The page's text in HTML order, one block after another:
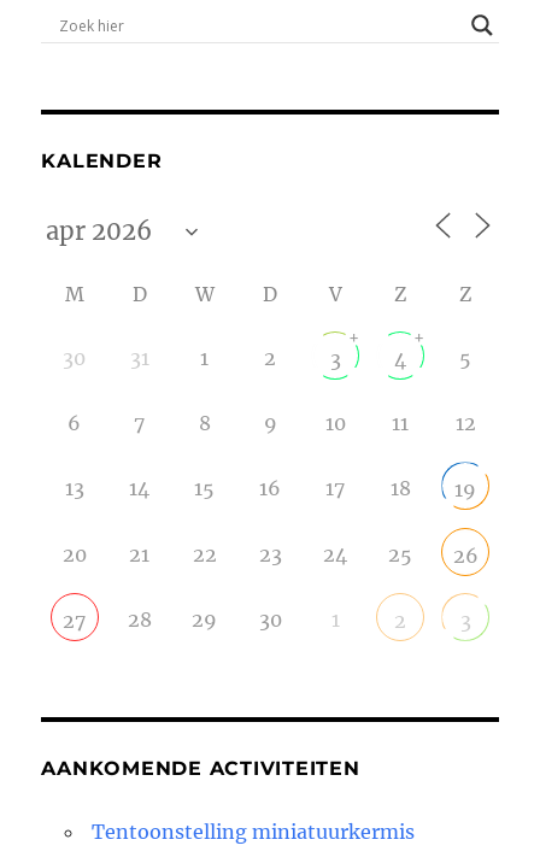
KALENDER
M D W D V Z Z
30 31 1 2 3
+
4
+
5
6 7 8 9 10 11 12
13 14 15 16 17 18 19
20 21 22 23 24 25 26
27 28 29 30 1 2 3
AANKOMENDE ACTIVITEITEN
Tentoonstelling miniatuurkermis